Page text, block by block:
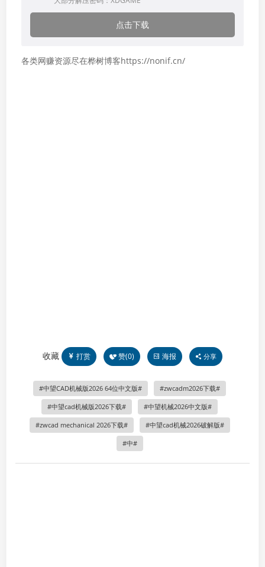
点击下载
各类网赚资源尽在桦树博客https://nonif.cn/
收藏 打赏 赞(0) 海报 分享
中望CAD机械版2026 64位中文版 zwcadm2026下载
中望cad机械版2026下载 中望机械2026中文版
zwcad mechanical 2026下载 中望cad机械2026破解版
中